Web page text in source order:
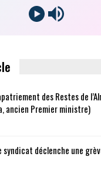
des Restes de
ancien Premier ministre)
déclenche une